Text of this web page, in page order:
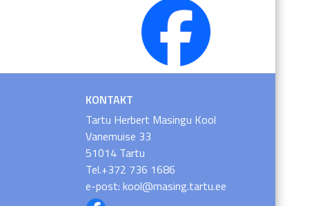
KONTAKT
Tartu Herbert Masingu Kool
Vanemuise 33
51014 Tartu
Tel.+372 736 1686
e-post: kool@masing.tartu.ee